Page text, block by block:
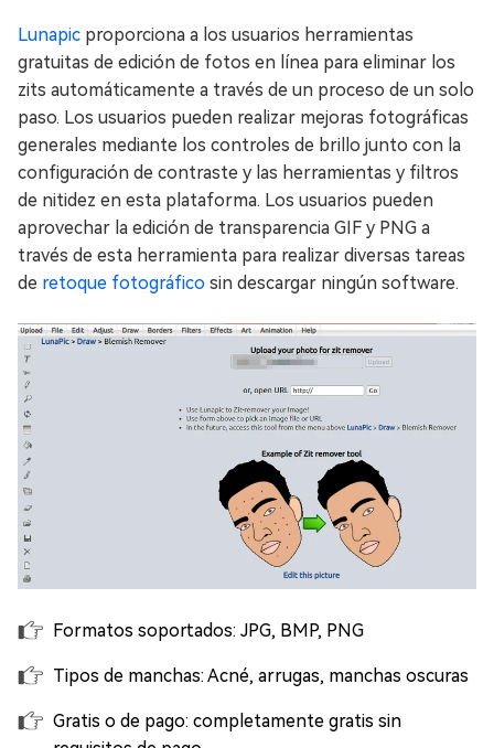
Lunapic proporciona a los usuarios herramientas
gratuitas de edición de fotos en línea para eliminar los
zits automáticamente a través de un proceso de un solo
paso. Los usuarios pueden realizar mejoras fotográficas
generales mediante los controles de brillo junto con la
configuración de contraste y las herramientas y filtros
de nitidez en esta plataforma. Los usuarios pueden
aprovechar la edición de transparencia GIF y PNG a
través de esta herramienta para realizar diversas tareas
de retoque fotográfico sin descargar ningún software.
Formatos soportados: JPG, BMP, PNG
Tipos de manchas: Acné, arrugas, manchas oscuras
Gratis o de pago: completamente gratis sin